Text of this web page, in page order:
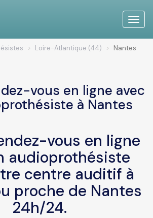
Toggle
Loire-Atlantique (44) Nantes
vous en ligne avec
à Nantes
vous en ligne
audioprothésiste
centre auditif à
proche de Nantes
24h/24.